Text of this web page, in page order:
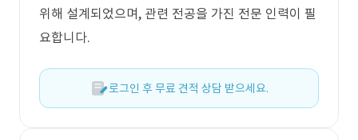
위해 설계되었으며, 관련 전공을 가진 전문 인력이 필
요합니다.
로그인 후 무료 견적 상담 받으세요.